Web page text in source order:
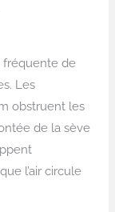
fréquente de
Les
obstruent les
de la sève
l’air circule